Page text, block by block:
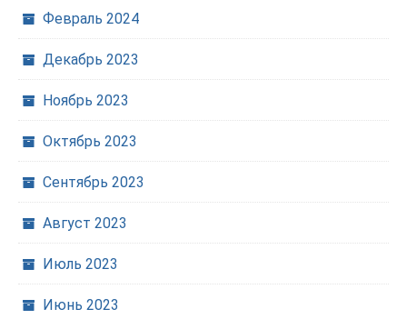
Февраль 2024
Декабрь 2023
Ноябрь 2023
Октябрь 2023
Сентябрь 2023
Август 2023
Июль 2023
Июнь 2023